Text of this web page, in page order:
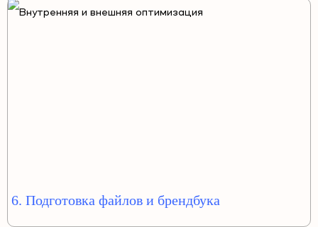
6. Подготовка файлов и брендбука